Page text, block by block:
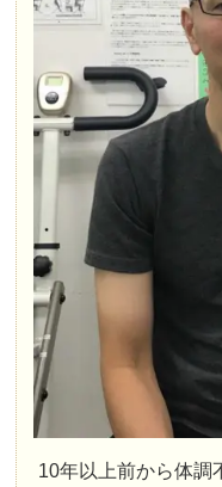
10年以上前から体調